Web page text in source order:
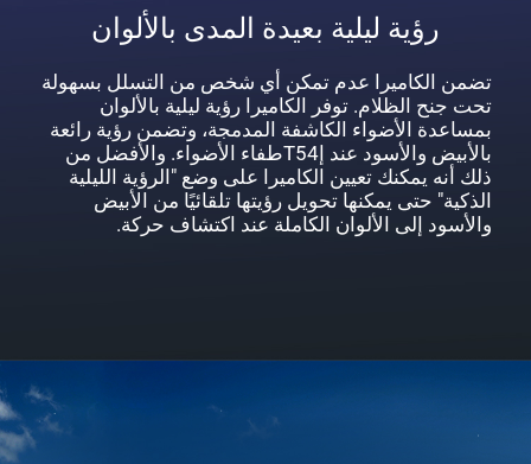
رؤية ليلية بعيدة المدى بالألوان
تضمن الكاميرا عدم تمكن أي شخص من التسلل بسهولة
تحت جنح الظلام. توفر الكاميرا رؤية ليلية بالألوان
بمساعدة الأضواء الكاشفة المدمجة، وتضمن رؤية رائعة
بالأبيض والأسود عند إT54طفاء الأضواء. والأفضل من
ذلك أنه يمكنك تعيين الكاميرا على وضع "الرؤية الليلية
الذكية" حتى يمكنها تحويل رؤيتها تلقائيًا من الأبيض
والأسود إلى الألوان الكاملة عند اكتشاف حركة.